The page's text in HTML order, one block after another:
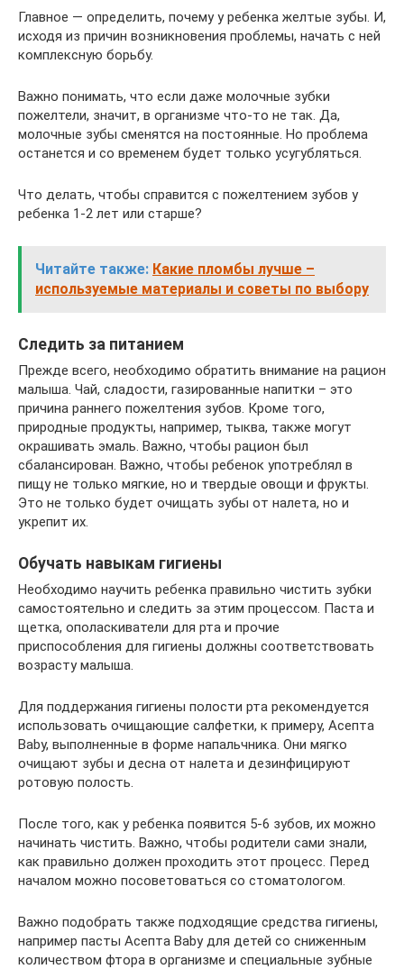
Главное — определить, почему у ребенка желтые зубы. И,
исходя из причин возникновения проблемы, начать с ней
комплексную борьбу.
Важно понимать, что если даже молочные зубки
пожелтели, значит, в организме что-то не так. Да,
молочные зубы сменятся на постоянные. Но проблема
останется и со временем будет только усугубляться.
Что делать, чтобы справится с пожелтением зубов у
ребенка 1-2 лет или старше?
Читайте также: Какие пломбы лучше –
используемые материалы и советы по выбору
Следить за питанием
Прежде всего, необходимо обратить внимание на рацион
малыша. Чай, сладости, газированные напитки – это
причина раннего пожелтения зубов. Кроме того,
природные продукты, например, тыква, также могут
окрашивать эмаль. Важно, чтобы рацион был
сбалансирован. Важно, чтобы ребенок употреблял в
пищу не только мягкие, но и твердые овощи и фрукты.
Это не только будет очищать зубы от налета, но и
укрепит их.
Обучать навыкам гигиены
Необходимо научить ребенка правильно чистить зубки
самостоятельно и следить за этим процессом. Паста и
щетка, ополаскиватели для рта и прочие
приспособления для гигиены должны соответствовать
возрасту малыша.
Для поддержания гигиены полости рта рекомендуется
использовать очищающие салфетки, к примеру, Асепта
Baby, выполненные в форме напальчника. Они мягко
очищают зубы и десна от налета и дезинфицируют
ротовую полость.
После того, как у ребенка появится 5-6 зубов, их можно
начинать чистить. Важно, чтобы родители сами знали,
как правильно должен проходить этот процесс. Перед
началом можно посоветоваться со стоматологом.
Важно подобрать также подходящие средства гигиены,
например пасты Асепта Baby для детей со сниженным
количеством фтора в организме и специальные зубные